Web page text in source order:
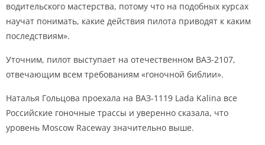
водительского мастерства, потому что на подобных курсах
научат понимать, какие действия пилота приводят к каким
последствиям».
Уточним, пилот выступает на отечественном ВАЗ-2107,
отвечающим всем требованиям «гоночной библии».
Наталья Гольцова проехала на ВАЗ-1119 Lada Kalina все
Российские гоночные трассы и уверенно сказала, что
уровень Moscow Raceway значительно выше.